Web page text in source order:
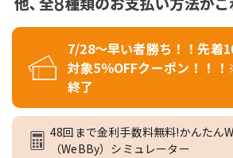
7/28～早い者勝ち！！先着
対象5％OFFクーポン！！
終了
48回まで金利手数料無料!かんたん
（WeBBy）シミュレーター